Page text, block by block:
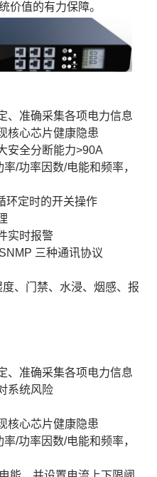
价值的有力保障。
、准确采集各项电力信息
核心芯片健康隐患
安全分断能力>90A
/功率因数/电能和频率，
环定时的开关操作
实时报警
三种通讯协议
、门禁、水浸、烟感、报
、准确采集各项电力信息
系统风险
核心芯片健康隐患
/功率因数/电能和频率，